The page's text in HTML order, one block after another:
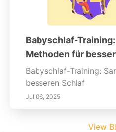
Babyschlaf-
Methoden für
Babyschlaf-Training:
besseren Schlaf
Jul 06, 2025
View